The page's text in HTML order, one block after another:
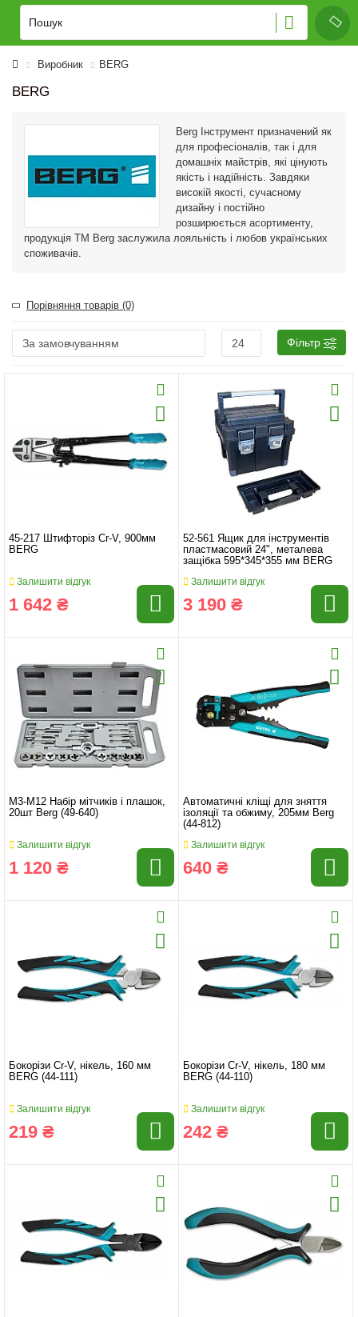
Виробник BERG
BERG
Berg Інструмент призначений як
для професіоналів, так і для
домашніх майстрів, які цінують
якість і надійність. Завдяки
високій якості, сучасному
дизайну і постійно
розширюється асортименту,
продукція ТМ Berg заслужила лояльність і любов українських
споживачів.
Порівняння товарів (0)
Фільтр
45-217 Штифторіз Cr-V, 900мм
BERG
Залишити відгук
1 642 ₴
52-561 Ящик для інструментів
пластмасовий 24", металева
защібка 595*345*355 мм BERG
Залишити відгук
3 190 ₴
M3-M12 Набір мітчиків і плашок,
20шт Berg (49-640)
Залишити відгук
1 120 ₴
Автоматичні кліщі для зняття
ізоляції та обжиму, 205мм Berg
(44-812)
Залишити відгук
640 ₴
Бокорізи Cr-V, нікель, 160 мм
BERG (44-111)
Залишити відгук
219 ₴
Бокорізи Cr-V, нікель, 180 мм
BERG (44-110)
Залишити відгук
242 ₴